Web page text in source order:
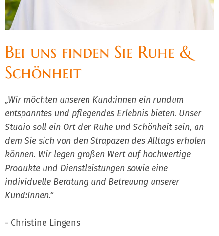
Bei uns finden Sie Ruhe &
Schönheit
„Wir möchten unseren Kund:innen ein rundum
entspanntes und pflegendes Erlebnis bieten. Unser
Studio soll ein Ort der Ruhe und Schönheit sein, an
dem Sie sich von den Strapazen des Alltags erholen
können. Wir legen großen Wert auf hochwertige
Produkte und Dienstleistungen sowie eine
individuelle Beratung und Betreuung unserer
Kund:innen.“
- Christine Lingens